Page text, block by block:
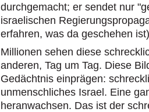
durchgemacht; er sendet nur
israelischen
erfahren, was da geschehen
Millionen sehen diese
anderen, Tag um Tag. Diese
Gedächtnis einprägen:
unmenschliches Israel. Eine
heranwachsen. Das ist der